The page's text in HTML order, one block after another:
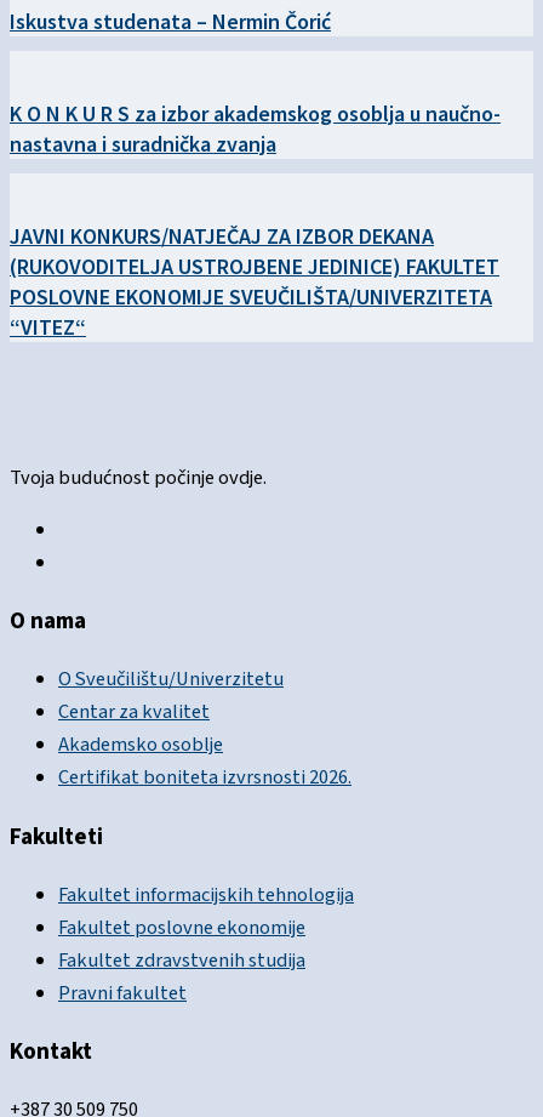
Iskustva studenata – Nermin Čorić
K O N K U R S za izbor akademskog osoblja u naučno-
nastavna i suradnička zvanja
JAVNI KONKURS/NATJEČAJ ZA IZBOR DEKANA
(RUKOVODITELJA USTROJBENE JEDINICE) FAKULTET
POSLOVNE EKONOMIJE SVEUČILIŠTA/UNIVERZITETA
“VITEZ“
Tvoja budućnost počinje ovdje.
O nama
O Sveučilištu/Univerzitetu
Centar za kvalitet
Akademsko osoblje
Certifikat boniteta izvrsnosti 2026.
Fakulteti
Fakultet informacijskih tehnologija
Fakultet poslovne ekonomije
Fakultet zdravstvenih studija
Pravni fakultet
Kontakt
+387 30 509 750